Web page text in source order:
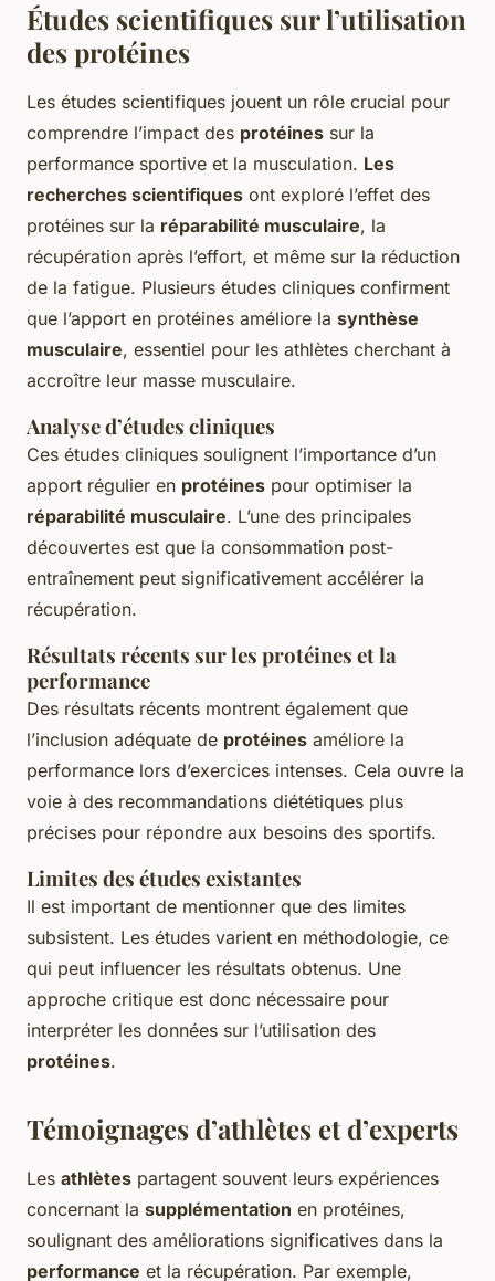
Études scientifiques sur l’utilisation
des protéines
Les études scientifiques jouent un rôle crucial pour
comprendre l’impact des protéines sur la
performance sportive et la musculation. Les
recherches scientifiques ont exploré l’effet des
protéines sur la réparabilité musculaire, la
récupération après l’effort, et même sur la réduction
de la fatigue. Plusieurs études cliniques confirment
que l’apport en protéines améliore la synthèse
musculaire, essentiel pour les athlètes cherchant à
accroître leur masse musculaire.
Analyse d’études cliniques
Ces études cliniques soulignent l’importance d’un
apport régulier en protéines pour optimiser la
réparabilité musculaire. L’une des principales
découvertes est que la consommation post-
entraînement peut significativement accélérer la
récupération.
Résultats récents sur les protéines et la
performance
Des résultats récents montrent également que
l’inclusion adéquate de protéines améliore la
performance lors d’exercices intenses. Cela ouvre la
voie à des recommandations diététiques plus
précises pour répondre aux besoins des sportifs.
Limites des études existantes
Il est important de mentionner que des limites
subsistent. Les études varient en méthodologie, ce
qui peut influencer les résultats obtenus. Une
approche critique est donc nécessaire pour
interpréter les données sur l’utilisation des
protéines.
Témoignages d’athlètes et d’experts
Les athlètes partagent souvent leurs expériences
concernant la supplémentation en protéines,
soulignant des améliorations significatives dans la
performance et la récupération. Par exemple,